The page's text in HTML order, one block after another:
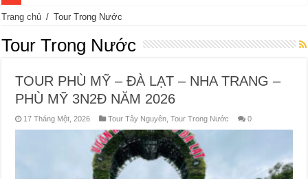
Trang chủ / Tour Trong Nước
Tour Trong Nước
TOUR PHÙ MỸ – ĐÀ LẠT – NHA TRANG –
PHÙ MỸ 3N2Đ NĂM 2026
17 Tháng Một, 2026 Tour Tây Nguyên,Tour Trong Nước 0